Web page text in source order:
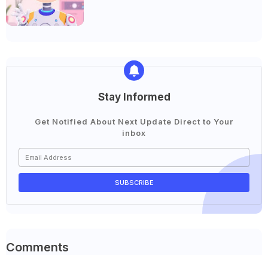
Stay Informed
Get Notified About Next Update Direct to Your
inbox
Comments